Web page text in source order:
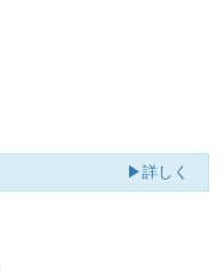
▶詳しく